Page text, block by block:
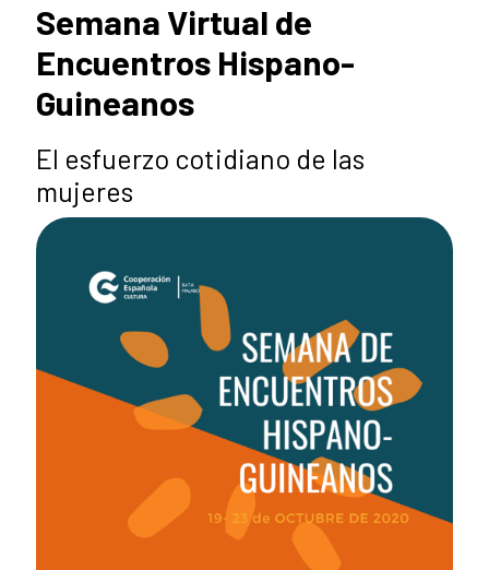
Semana Virtual de
Encuentros Hispano-
Guineanos
El esfuerzo cotidiano de las
mujeres